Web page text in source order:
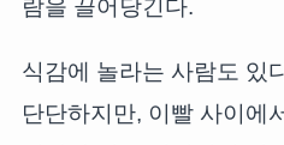
람을 끌어당긴다.
식감에 놀라는 사람도 있
단단하지만, 이빨 사이에